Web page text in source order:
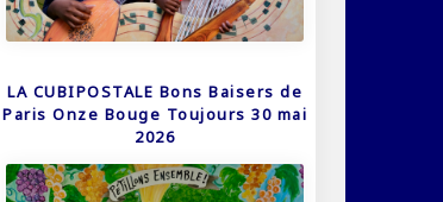
LA CUBIPOSTALE Bons Baisers de
Paris Onze Bouge Toujours 30 mai
2026